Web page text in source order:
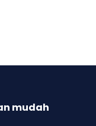
mudah